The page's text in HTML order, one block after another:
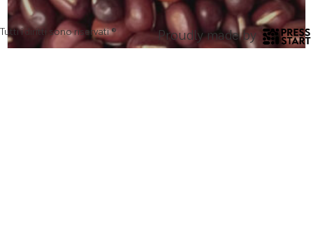
Tutti i diritti sono riservati ® Proudly made by